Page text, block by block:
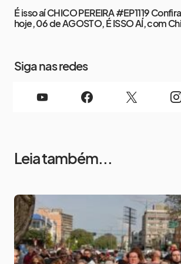
É isso aí CHICO PEREIRA #EP1119
hoje, 06 de AGOSTO, É ISSO AÍ, com
Siga nas redes
Leia também...